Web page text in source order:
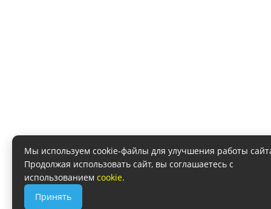
Мы используем cookie-файлы для улучшения работы
Продолжая использовать сайт, вы соглашаетесь с
использованием cookie.
Принять